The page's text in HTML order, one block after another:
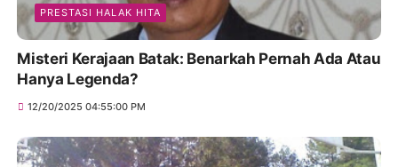
PRESTASI HALAK HITA
Misteri Kerajaan Batak: Benarkah Pernah Ada Atau
Hanya Legenda?
12/20/2025 04:55:00 PM